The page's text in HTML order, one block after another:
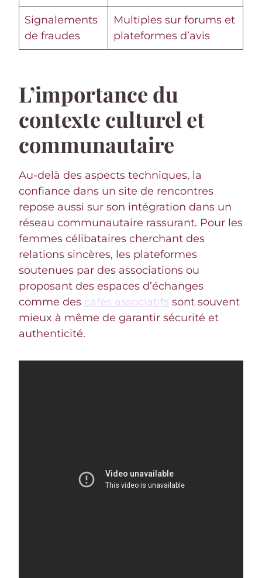
Signalements
de fraudes
Multiples sur forums et
plateformes d’avis
L’importance du
contexte culturel et
communautaire
Au-delà des aspects techniques, la
confiance dans un site de rencontres
repose aussi sur son intégration dans un
réseau communautaire rassurant. Pour les
femmes célibataires cherchant des
relations sincères, les plateformes
soutenues par des associations ou
proposant des espaces d’échanges
comme des cafés associatifs sont souvent
mieux à même de garantir sécurité et
authenticité.